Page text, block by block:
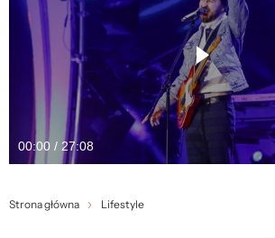
00:00 / 27:08
Strona główna Lifestyle